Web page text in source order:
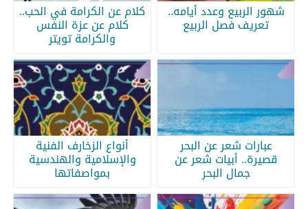
شهور الربيع وعدد أيامه..
تعريف فصل الربيع
كلام عن الكرامة في الحب..
كلام عن عزة النفس
والكرامة تويتر
عبارات شعر عن البحر
قصيرة.. أبيات شعر عن
جمال البحر
أنواع الزخارف الفنية
والإسلامية والهندسية
بمواصفاتها